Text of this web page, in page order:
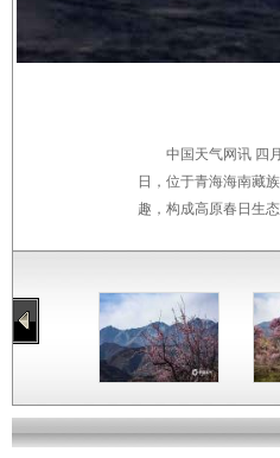
中国天气网讯 四
日，位于青海海南藏
趣，构成高原春日生